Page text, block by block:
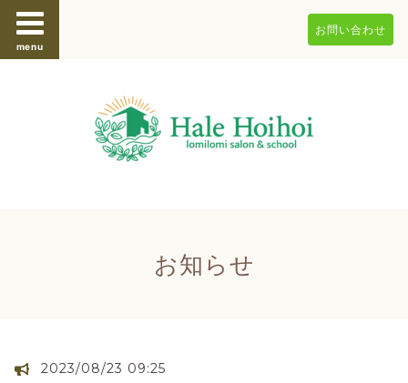
menu
お問い合わせ
お知らせ
2023/08/23 09:25